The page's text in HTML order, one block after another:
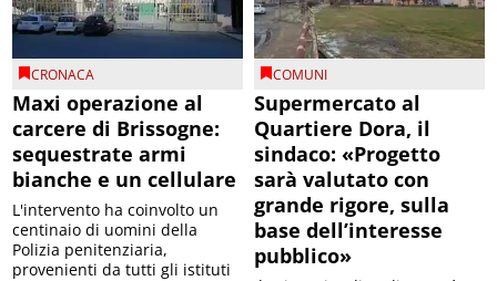
CRONACA
Maxi operazione al
carcere di Brissogne:
sequestrate armi
bianche e un cellulare
L'intervento ha coinvolto un
centinaio di uomini della
Polizia penitenziaria,
provenienti da tutti gli istituti
COMUNI
Supermercato al
Quartiere Dora, il
sindaco: «Progetto
sarà valutato con
grande rigore, sulla
base dell’interesse
pubblico»